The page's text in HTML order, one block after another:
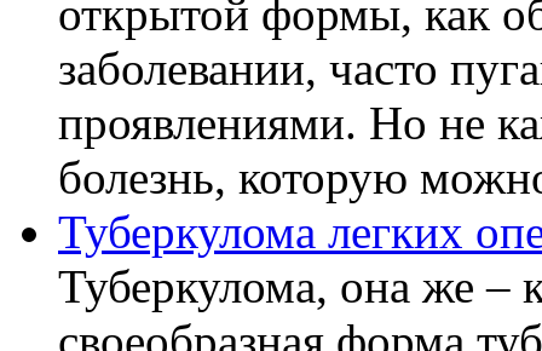
открытой формы, как
заболевании, часто
проявлениями. Но не
болезнь, которую
Туберкулома легких
Туберкулома, она же –